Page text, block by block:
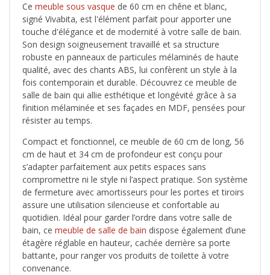
Ce meuble sous vasque de 60 cm en chêne et blanc,
signé Vivabita, est l'élément parfait pour apporter une
touche d'élégance et de modernité à votre salle de bain.
Son design soigneusement travaillé et sa structure
robuste en panneaux de particules mélaminés de haute
qualité, avec des chants ABS, lui confèrent un style à la
fois contemporain et durable. Découvrez ce meuble de
salle de bain qui allie esthétique et longévité grâce à sa
finition mélaminée et ses façades en MDF, pensées pour
résister au temps.
Compact et fonctionnel, ce meuble de 60 cm de long, 56
cm de haut et 34 cm de profondeur est conçu pour
s’adapter parfaitement aux petits espaces sans
compromettre ni le style ni l’aspect pratique. Son système
de fermeture avec amortisseurs pour les portes et tiroirs
assure une utilisation silencieuse et confortable au
quotidien. Idéal pour garder l’ordre dans votre salle de
bain, ce meuble de salle de bain dispose également d’une
étagère réglable en hauteur, cachée derrière sa porte
battante, pour ranger vos produits de toilette à votre
convenance.